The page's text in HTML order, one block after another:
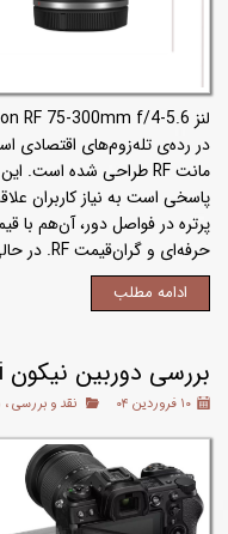
در رده‌ی تله‌زوم‌های اقتصادی
پاسخی است به نیاز کاربران
پرتره در فواصل دور، آن‌هم با
حرفه‌ای و گران‌قیمت RF. در حالی که نسخه EF این لنز …
ادامه مطلب
بررسی دوربین نیکون z6 iii
۱۰ فروردین ۰۴ نقد و بررسی،